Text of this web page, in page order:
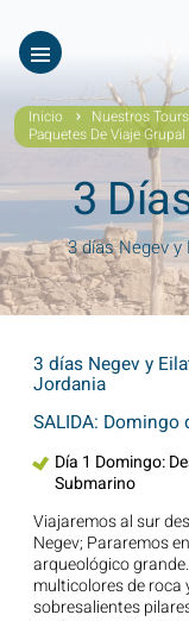
Inicio Nuestros Tours
Paquetes De Viaje Grupal
3
3 días Negev y
3 días Negev y
Jordania
SALIDA: Domingo
Día 1 Domingo:
Submarino
Viajaremos al sur
Negev; Pararemos
arqueológico
multicolores de roca
sobresalientes